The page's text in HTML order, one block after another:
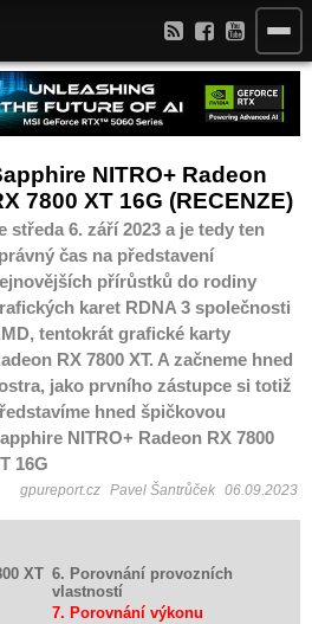
NITRO+ Radeon
7800 XT 16G (RECENZE)
středa 6. září 2023 a je tedy ten
čas na představení
přírůstků do rodiny
karet RDNA 3 společnosti
tentokrát grafické karty
RX 7800 XT. A začneme hned
jako prvního zástupce si totiž
hned špičkovou
NITRO+ Radeon RX 7800
16G
gpureport.cz Pavel Šantrůček 06.09.2023
XT 6. Porovnání provozních
vlastností
7. Porovnání výkonu